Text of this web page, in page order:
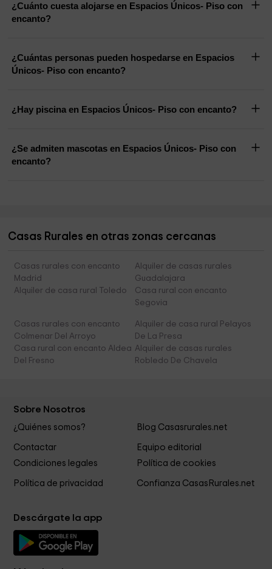
¿Cuánto cuesta alojarse en Espacios Únicos- Piso con
encanto?
¿Cuántas personas pueden hospedarse en Espacios
Únicos- Piso con encanto?
¿Hay piscina en Espacios Únicos- Piso con encanto?
¿Se admiten mascotas en Espacios Únicos- Piso con
encanto?
Casas Rurales en otras zonas cercanas
Casas rurales con encanto
Madrid
Alquiler de casas rurales
Guadalajara
Alquiler de casa rural Toledo
Casa rural con encanto
Segovia
Casas rurales con encanto
Colmenar Del Arroyo
Alquiler de casa rural Pelayos
De La Presa
Casa rural con encanto Aldea
Del Fresno
Alquiler de casas rurales
Robledo De Chavela
Sobre Nosotros
¿Quiénes somos? Blog Casasrurales.net
Contactar
Equipo editorial
Condiciones legales
Política de cookies
Política de privacidad Confianza CasasRurales.net
Descárgate la app